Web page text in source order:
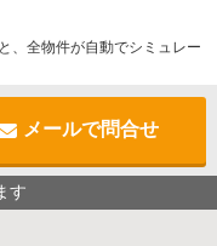
、全物件が自動でシミュレー
メールで問合せ
す